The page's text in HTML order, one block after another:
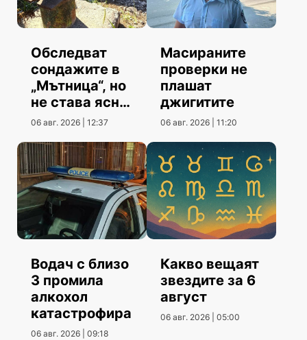
Обследват
сондажите в
„Мътница“, но
не става ясно
кога
06 авг. 2026 | 12:37
Масираните
проверки не
плашат
джигитите
06 авг. 2026 | 11:20
Водач с близо
3 промила
алкохол
катастрофира
06 авг. 2026 | 09:18
Какво вещаят
звездите за 6
август
06 авг. 2026 | 05:00